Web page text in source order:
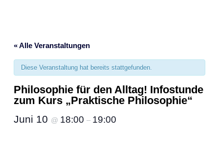
« Alle Veranstaltungen
Diese Veranstaltung hat bereits stattgefunden.
Philosophie für den Alltag! Infostunde
zum Kurs „Praktische Philosophie“
Juni 10 @ 18:00 – 19:00